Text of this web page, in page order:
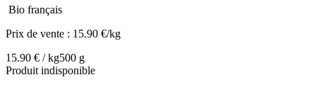
Bio français
Prix de vente : 15.90 €/kg
15.90 € / kg500 g
Produit indisponible